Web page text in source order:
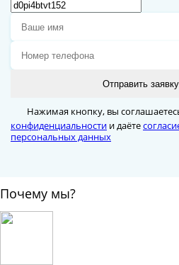
Отправить заявку
Нажимая кнопку, вы
конфиденциальности и даёте
персональных данных
Почему мы?